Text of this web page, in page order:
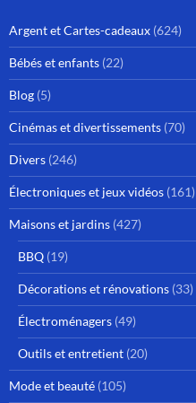
Argent et Cartes-cadeaux (624)
Bébés et enfants (22)
Blog (5)
Cinémas et divertissements (70)
Divers (246)
Électroniques et jeux vidéos (161)
Maisons et jardins (427)
BBQ (19)
Décorations et rénovations (33)
Électroménagers (49)
Outils et entretient (20)
Mode et beauté (105)